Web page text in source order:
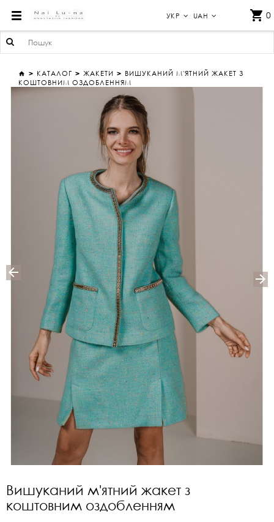
УКР UAH 0
КАТАЛОГ ЖАКЕТИ
ВИШУКАНИЙ М'ЯТНИЙ ЖАКЕТ З
КОШТОВНИМ ОЗДОБЛЕННЯМ
Вишуканий м'ятний жакет з
коштовним оздобленням
ВИШУКАНИЙ М'ЯТНИЙ ЖАКЕТ З КОШТОВНИМ ОЗДОБЛЕННЯМ